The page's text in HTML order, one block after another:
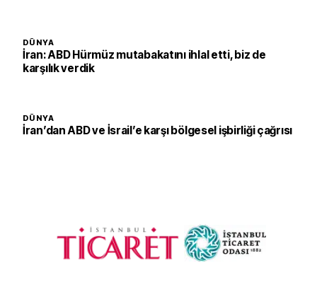
DÜNYA
İran: ABD Hürmüz mutabakatını ihlal etti, biz de
karşılık verdik
DÜNYA
İran’dan ABD ve İsrail’e karşı bölgesel işbirliği çağrısı